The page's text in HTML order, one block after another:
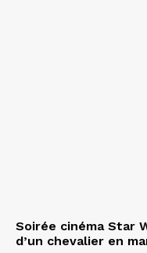
Soirée cinéma Star
d’un chevalier en